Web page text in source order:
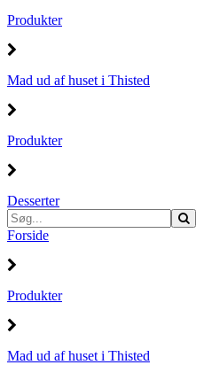
Produkter
Mad ud af huset i Thisted
Produkter
Desserter
Forside
Produkter
Mad ud af huset i Thisted